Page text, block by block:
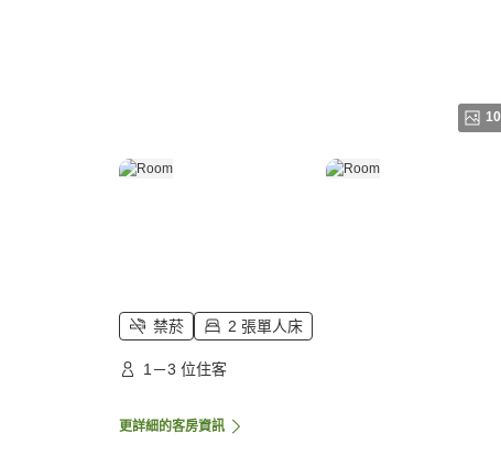
10
禁菸 2 張單人床
1－3 位住客
更詳細的客房資訊